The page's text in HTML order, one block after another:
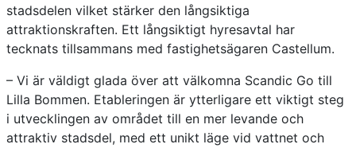
stadsdelen vilket stärker den långsiktiga
attraktionskraften. Ett långsiktigt hyresavtal har
tecknats tillsammans med fastighetsägaren Castellum.
– Vi är väldigt glada över att välkomna Scandic Go till
Lilla Bommen. Etableringen är ytterligare ett viktigt steg
i utvecklingen av området till en mer levande och
attraktiv stadsdel, med ett unikt läge vid vattnet och